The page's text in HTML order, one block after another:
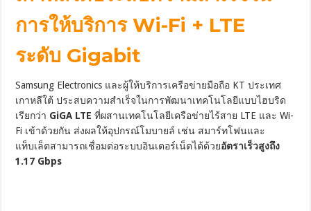
การให้บริการ Wi-Fi + LTE
ระดับ Gigabit
Samsung Electronics และผู้ให้บริการเครือข่ายมือถือ KT ประเทศ
เกาหลีใต้ ประสบความสำเร็จในการพัฒนาเทคโนโลยีแบบไฮบริด
เรียกว่า GiGA LTE ที่ผสานเทคโนโลยีเครือข่ายไร้สาย LTE และ Wi-
Fi เข้าด้วยกัน ส่งผลให้อุปกรณ์โมบายล์ เช่น สมาร์ทโฟนและ
แท็บเล็ตสามารถเชื่อมต่อระบบอินเตอร์เน็ตได้ด้วยอัตราเร็วสูงถึง
1.17 Gbps